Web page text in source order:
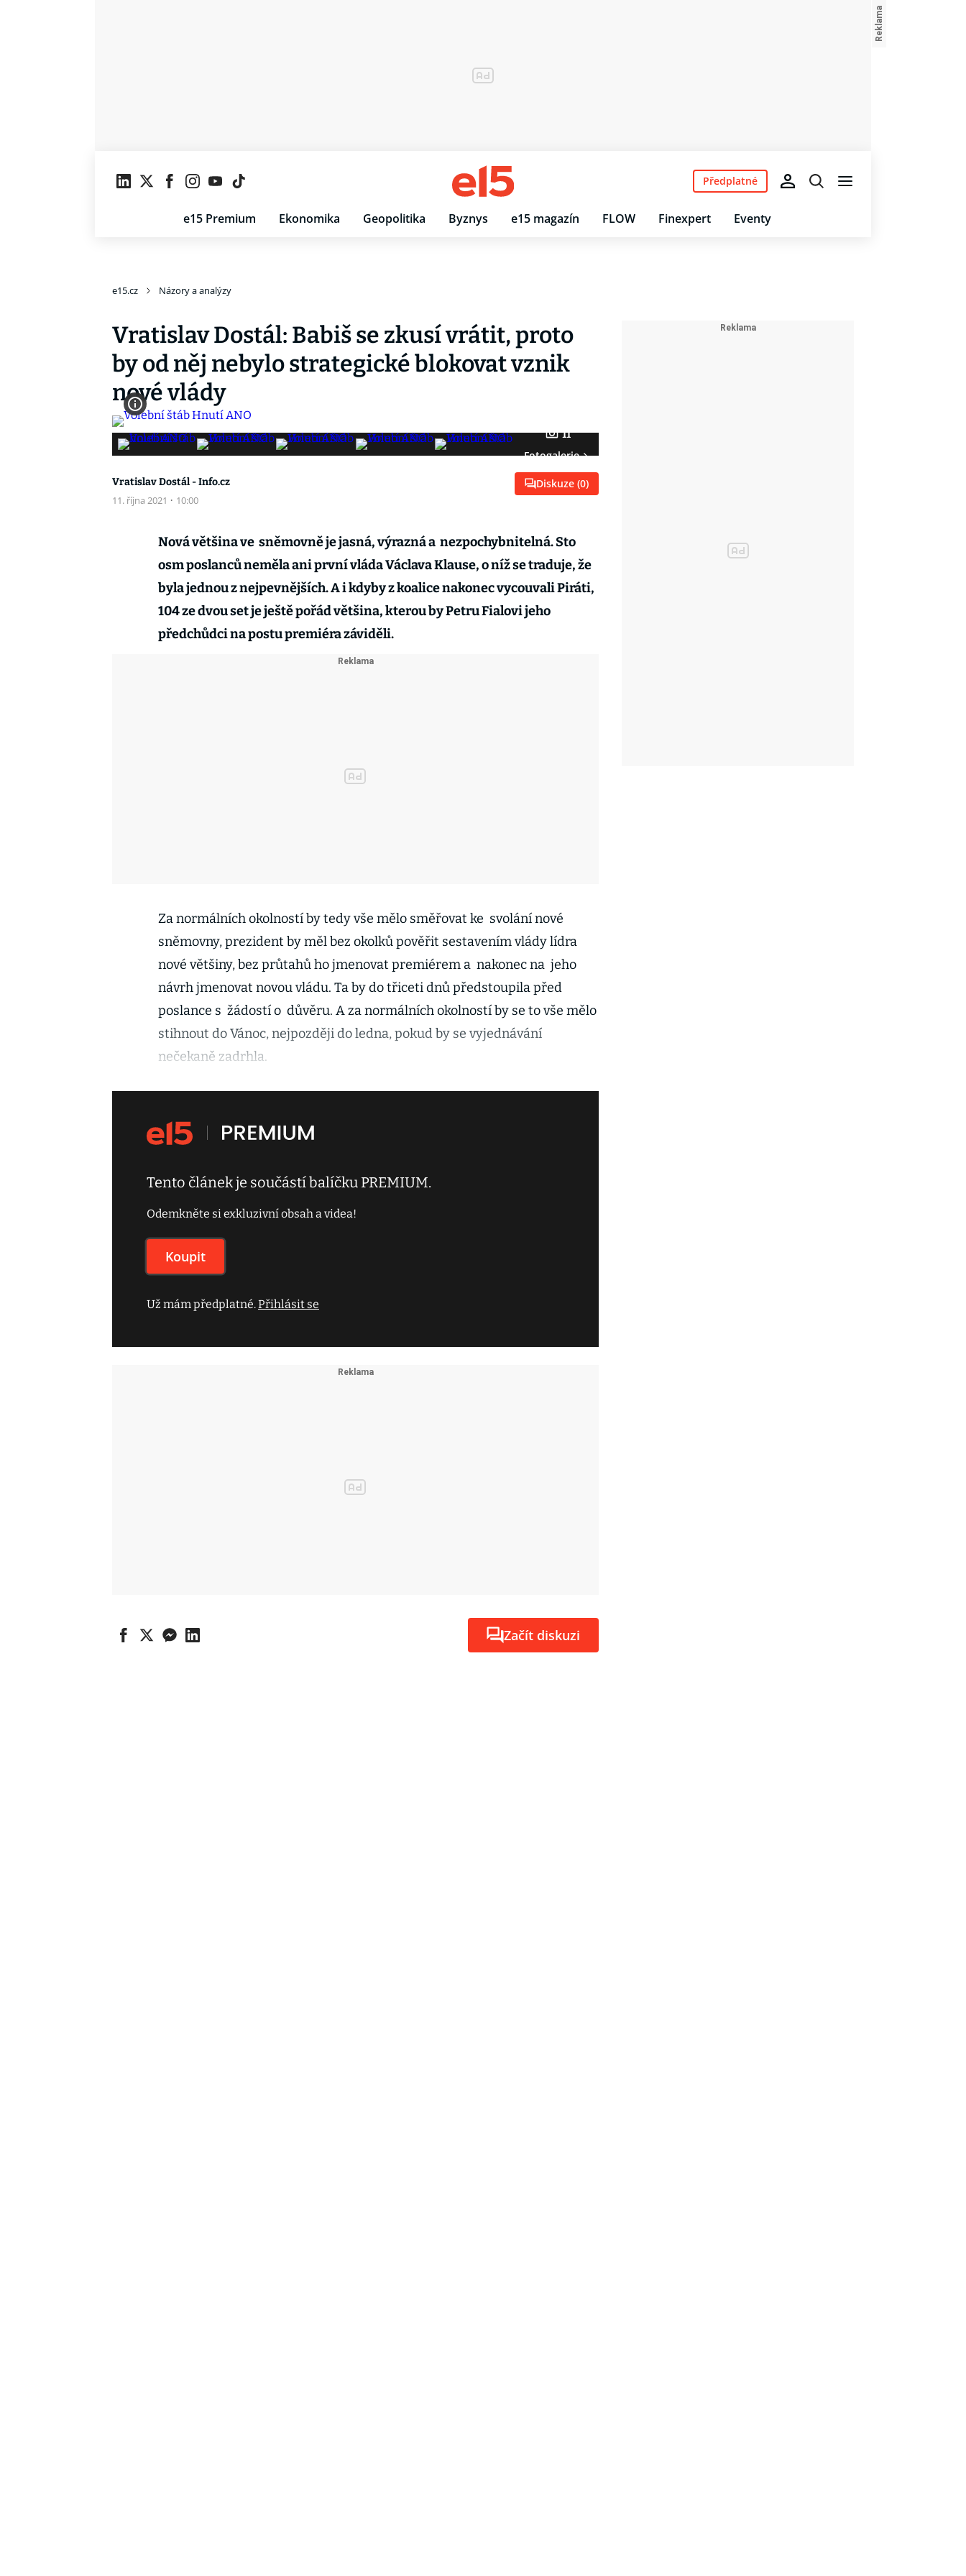
e15 Premium Ekonomika Geopolitika Byznys e15 magazín FLOW Finexpert Eventy
Předplatné
e15.cz Názory a analýzy
Vratislav Dostál: Babiš se zkusí vrátit, proto
by od něj nebylo strategické blokovat vznik
nové vlády
11
Fotogalerie
Vratislav Dostál - Info.cz
11. října 2021 · 10:00
Diskuze (0)
Nová většina ve sněmovně je jasná, výrazná a nezpochybnitelná. Sto
osm poslanců neměla ani první vláda Václava Klause, o níž se traduje, že
byla jednou z nejpevnějších. A i kdyby z koalice nakonec vycouvali Piráti,
104 ze dvou set je ještě pořád většina, kterou by Petru Fialovi jeho
předchůdci na postu premiéra záviděli.
Za normálních okolností by tedy vše mělo směřovat ke svolání nové
sněmovny, prezident by měl bez okolků pověřit sestavením vlády lídra
nové většiny, bez průtahů ho jmenovat premiérem a nakonec na jeho
návrh jmenovat novou vládu. Ta by do třiceti dnů předstoupila před
poslance s žádostí o důvěru. A za normálních okolností by se to vše mělo
stihnout do Vánoc, nejpozději do ledna, pokud by se vyjednávání
nečekaně zadrhla.
Tento článek je součástí balíčku PREMIUM.
Odemkněte si exkluzivní obsah a videa!
Koupit
Už mám předplatné.Přihlásit se
Začít diskuzi